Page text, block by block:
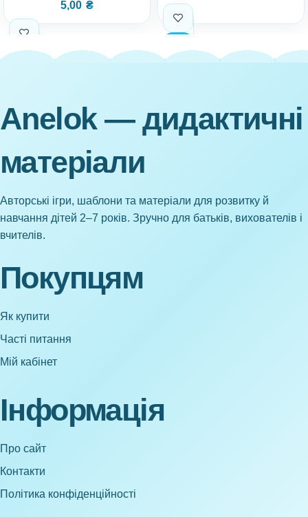
5,00 ₴
Anelok — дидактичні
матеріали
Авторські ігри, шаблони та матеріали для розвитку й
навчання дітей 2–7 років. Зручно для батьків, вихователів і
вчителів.
Покупцям
Як купити
Часті питання
Мій кабінет
Інформація
Про сайт
Контакти
Політика конфіденційності